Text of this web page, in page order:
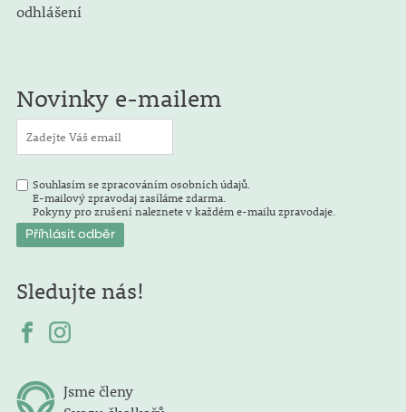
odhlášení
Novinky e-mailem
Souhlasím se zpracováním osobních údajů.
E-mailový zpravodaj zasíláme zdarma.
Pokyny pro zrušení naleznete v každém e-mailu zpravodaje.
Sledujte nás!
Jsme členy